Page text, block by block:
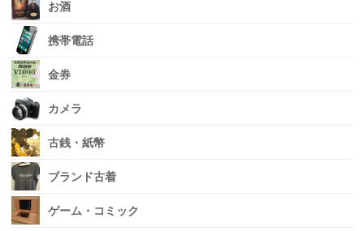
お酒
携帯電話
金券
カメラ
古銭・紙幣
ブランド古着
ゲーム・コミック